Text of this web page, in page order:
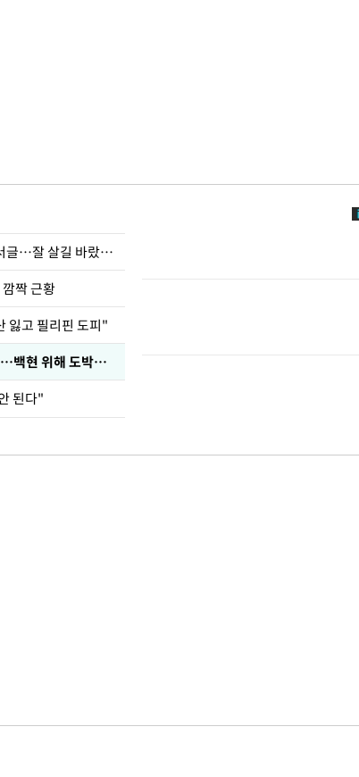
정보석 "황정음 전 남편 서글서글…잘 살길 바랐는데"
짝 근황
잃고 필리핀 도피"
차가원 "MC몽에 400억 뜯겨…백현 위해 도박빚 갚아줘"
된다"